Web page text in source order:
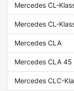
Mercedes CL-
Mercedes CL-
Mercedes CLA
Mercedes CLA 45
Mercedes CLC-